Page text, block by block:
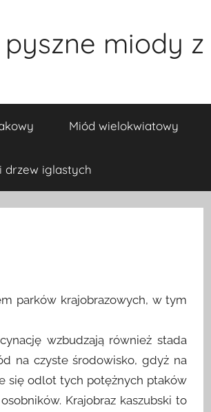
miody z
Miód wielokwiatowy
drzew iglastych
parków krajobrazowych, w tym
wzbudzają również stada
na czyste środowisko, gdyż na
się odlot tych potężnych ptaków
Krajobraz kaszubski to